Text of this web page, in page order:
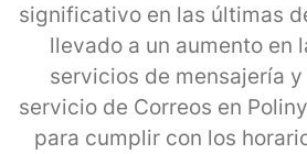
significativo en las últimas
llevado a un aumento en
servicios de mensajería
servicio de Correos en
para cumplir con los